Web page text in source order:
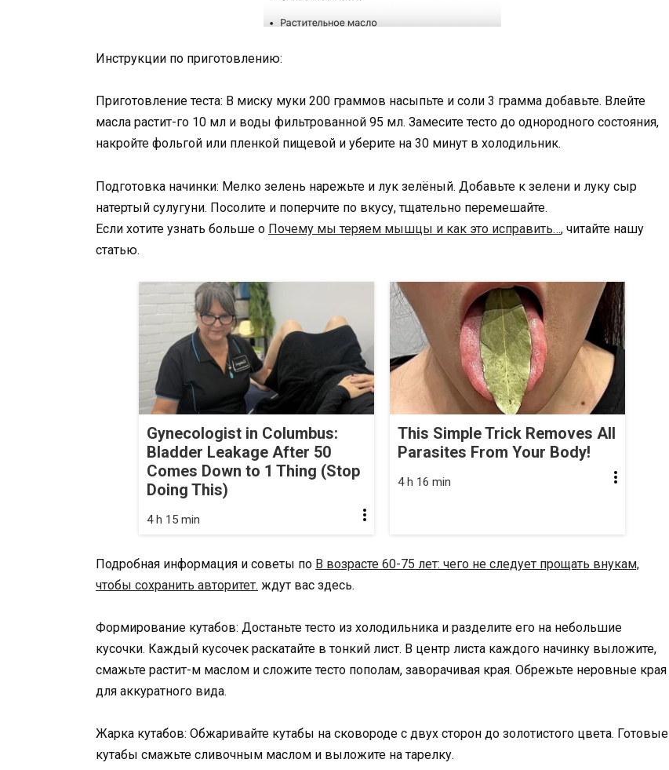
Инструкции по приготовлению:
Приготовление теста: В миску муки 200 граммов насыпьте и соли 3 грамма добавьте. Влейте
масла растит-го 10 мл и воды фильтрованной 95 мл. Замесите тесто до однородного состояния,
накройте фольгой или пленкой пищевой и уберите на 30 минут в холодильник.
Подготовка начинки: Мелко зелень нарежьте и лук зелёный. Добавьте к зелени и луку сыр
натертый сулугуни. Посолите и поперчите по вкусу, тщательно перемешайте.
Если хотите узнать больше о Почему мы теряем мышцы и как это исправить…, читайте нашу
статью.
Gynecologist in Columbus:
Bladder Leakage After 50
Comes Down to 1 Thing (Stop
Doing This)
4 h 15 min
This Simple Trick Removes All
Parasites From Your Body!
4 h 16 min
Подробная информация и советы по В возрасте 60-75 лет: чего не следует прощать внукам,
чтобы сохранить авторитет. ждут вас здесь.
Формирование кутабов: Достаньте тесто из холодильника и разделите его на небольшие
кусочки. Каждый кусочек раскатайте в тонкий лист. В центр листа каждого начинку выложите,
смажьте растит-м маслом и сложите тесто пополам, заворачивая края. Обрежьте неровные края
для аккуратного вида.
Жарка кутабов: Обжаривайте кутабы на сковороде с двух сторон до золотистого цвета. Готовые
кутабы смажьте сливочным маслом и выложите на тарелку.